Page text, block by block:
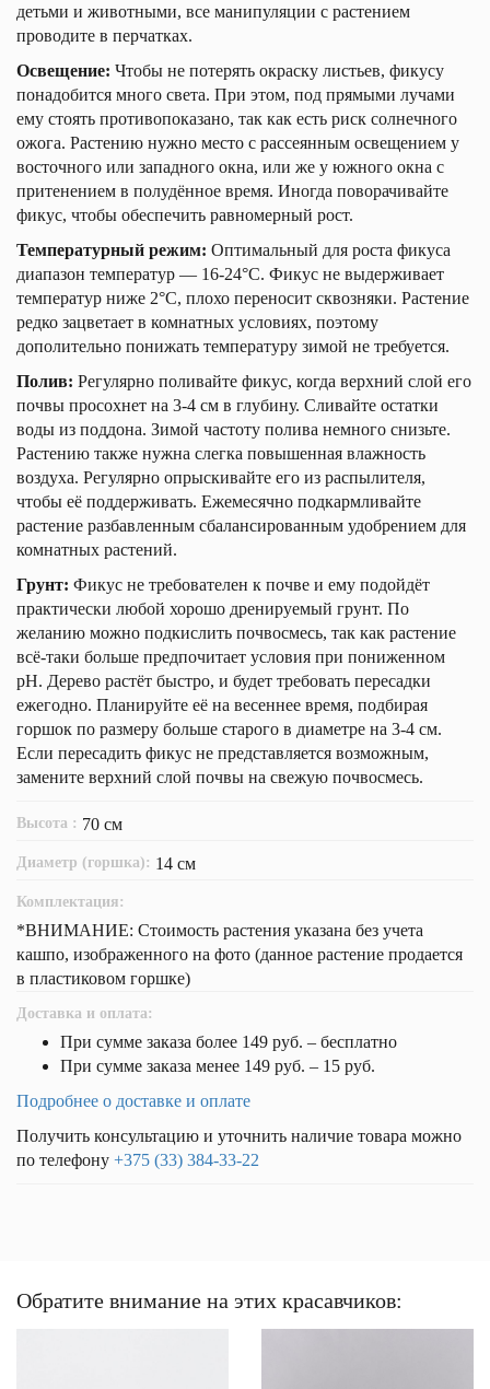
детьми и животными, все манипуляции с растением
проводите в перчатках.
Освещение: Чтобы не потерять окраску листьев, фикусу
понадобится много света. При этом, под прямыми лучами
ему стоять противопоказано, так как есть риск солнечного
ожога. Растению нужно место с рассеянным освещением у
восточного или западного окна, или же у южного окна с
притенением в полудённое время. Иногда поворачивайте
фикус, чтобы обеспечить равномерный рост.
Температурный режим: Оптимальный для роста фикуса
диапазон температур — 16-24°С. Фикус не выдерживает
температур ниже 2°С, плохо переносит сквозняки. Растение
редко зацветает в комнатных условиях, поэтому
дополительно понижать температуру зимой не требуется.
Полив: Регулярно поливайте фикус, когда верхний слой его
почвы просохнет на 3-4 см в глубину. Сливайте остатки
воды из поддона. Зимой частоту полива немного снизьте.
Растению также нужна слегка повышенная влажность
воздуха. Регулярно опрыскивайте его из распылителя,
чтобы её поддерживать. Ежемесячно подкармливайте
растение разбавленным сбалансированным удобрением для
комнатных растений.
Грунт: Фикус не требователен к почве и ему подойдёт
практически любой хорошо дренируемый грунт. По
желанию можно подкислить почвосмесь, так как растение
всё-таки больше предпочитает условия при пониженном
рН. Дерево растёт быстро, и будет требовать пересадки
ежегодно. Планируйте её на весеннее время, подбирая
горшок по размеру больше старого в диаметре на 3-4 см.
Если пересадить фикус не представляется возможным,
замените верхний слой почвы на свежую почвосмесь.
Высота : 70 см
Диаметр (горшка): 14 см
Комплектация:
*ВНИМАНИЕ: Стоимость растения указана без учета
кашпо, изображенного на фото (данное растение продается
в пластиковом горшке)
Доставка и оплата:
При сумме заказа более 149 руб. – бесплатно
При сумме заказа менее 149 руб. – 15 руб.
Подробнее о доставке и оплате
Получить консультацию и уточнить наличие товара можно
по телефону +375 (33) 384-33-22
Обратите внимание на этих красавчиков: